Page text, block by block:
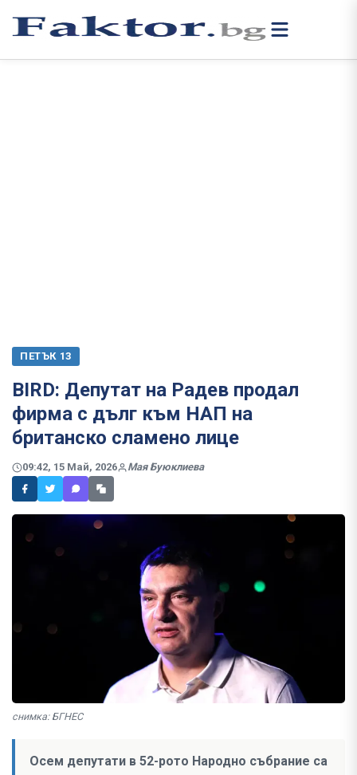
ПЕТЪК 13
BIRD: Депутат на Радев продал
фирма с дълг към НАП на
британско сламено лице
09:42, 15 Май, 2026 Мая Буюклиева
снимка: БГНЕС
Осем депутати в 52-рото Народно събрание са